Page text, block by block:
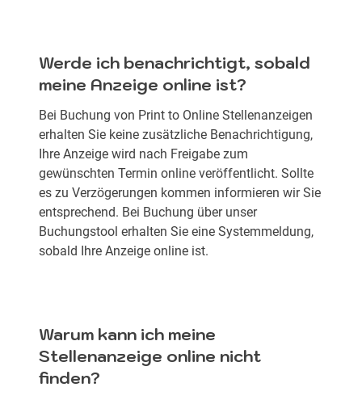
Werde ich benachrichtigt, sobald
meine Anzeige online ist?
Bei Buchung von Print to Online Stellenanzeigen
erhalten Sie keine zusätzliche Benachrichtigung,
Ihre Anzeige wird nach Freigabe zum
gewünschten Termin online veröffentlicht. Sollte
es zu Verzögerungen kommen informieren wir Sie
entsprechend. Bei Buchung über unser
Buchungstool erhalten Sie eine Systemmeldung,
sobald Ihre Anzeige online ist.
Warum kann ich meine
Stellenanzeige online nicht
finden?